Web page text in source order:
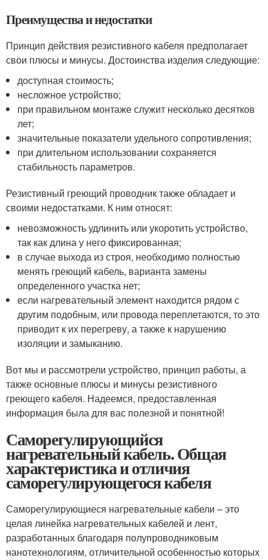
Преимущества и недостатки
Принцип действия резистивного кабеля предполагает
свои плюсы и минусы. Достоинства изделия следующие:
доступная стоимость;
несложное устройство;
при правильном монтаже служит несколько десятков
лет;
значительные показатели удельного сопротивления;
при длительном использовании сохраняется
стабильность параметров.
Резистивный греющий проводник также обладает и
своими недостатками. К ним относят:
невозможность удлинить или укоротить устройство,
так как длина у него фиксированная;
в случае выхода из строя, необходимо полностью
менять греющий кабель, варианта замены
определенного участка нет;
если нагревательный элемент находится рядом с
другим подобным, или провода переплетаются, то это
приводит к их перегреву, а также к нарушению
изоляции и замыканию.
Вот мы и рассмотрели устройство, принцип работы, а
также основные плюсы и минусы резистивного
греющего кабеля. Надеемся, предоставленная
информация была для вас полезной и понятной!
Саморегулирующийся
нагревательный кабель. Общая
характеристика и отличия
саморегулирующегося кабеля
Саморегулирующиеся нагревательные кабели – это
целая линейка нагревательных кабелей и лент,
разработанных благодаря полупроводниковым
нанотехнологиям, отличительной особенностью которых